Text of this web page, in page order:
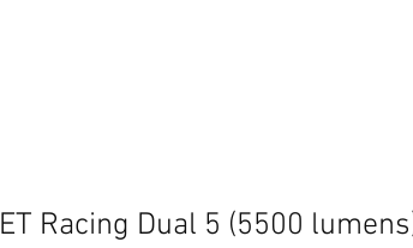
ET Racing Dual 5 (5500